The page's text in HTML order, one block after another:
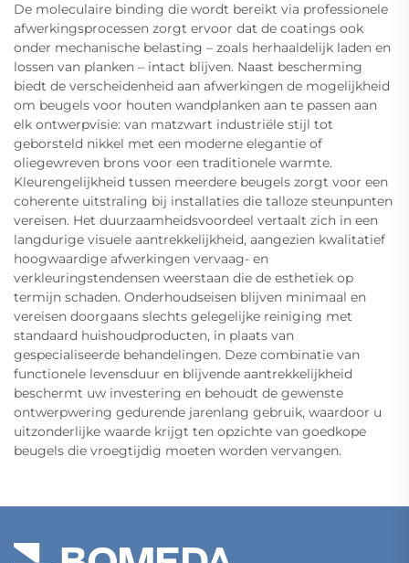
De moleculaire binding die wordt bereikt via professionele
afwerkingsprocessen zorgt ervoor dat de coatings ook
onder mechanische belasting – zoals herhaaldelijk laden en
lossen van planken – intact blijven. Naast bescherming
biedt de verscheidenheid aan afwerkingen de mogelijkheid
om beugels voor houten wandplanken aan te passen aan
elk ontwerpvisie: van matzwart industriële stijl tot
geborsteld nikkel met een moderne elegantie of
oliegewreven brons voor een traditionele warmte.
Kleurengelijkheid tussen meerdere beugels zorgt voor een
coherente uitstraling bij installaties die talloze steunpunten
vereisen. Het duurzaamheidsvoordeel vertaalt zich in een
langdurige visuele aantrekkelijkheid, aangezien kwalitatief
hoogwaardige afwerkingen vervaag- en
verkleuringstendensen weerstaan die de esthetiek op
termijn schaden. Onderhoudseisen blijven minimaal en
vereisen doorgaans slechts gelegelijke reiniging met
standaard huishoudproducten, in plaats van
gespecialiseerde behandelingen. Deze combinatie van
functionele levensduur en blijvende aantrekkelijkheid
beschermt uw investering en behoudt de gewenste
ontwerpwering gedurende jarenlang gebruik, waardoor u
uitzonderlijke waarde krijgt ten opzichte van goedkope
beugels die vroegtijdig moeten worden vervangen.